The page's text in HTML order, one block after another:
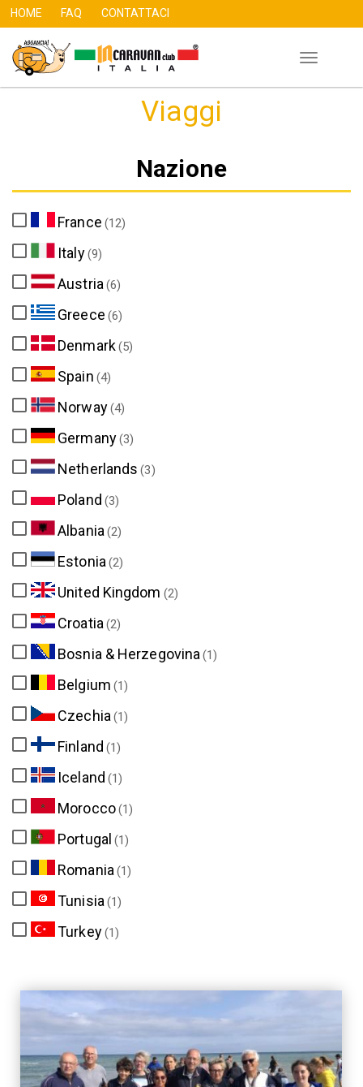
Skip
to
HOME FAQ CONTATTACI
Toggle
Viaggi
Nazione
France (12)
Italy(9)
Austria (6)
Greece (6)
Denmark(5)
Spain (4)
Norway(4)
Germany(3)
Netherlands (3)
Poland (3)
Albania (2)
Estonia (2)
United Kingdom (2)
Croatia (2)
Bosnia & Herzegovina (1)
Belgium (1)
Czechia (1)
Finland (1)
Iceland (1)
Morocco(1)
Portugal (1)
Romania (1)
Tunisia (1)
Turkey(1)